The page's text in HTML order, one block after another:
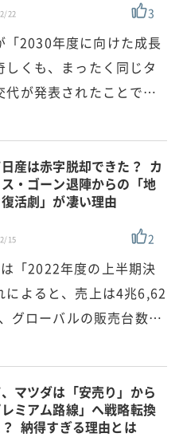
22 3
2030年度に向けた成長
くも、まったく同じタ
代が発表されたことで…
産は赤字脱却できた？ カ
・ゴーン退陣からの「地
活劇」が凄い理由
15 2
「2022年度の上半期決
によると、売上は4兆6,62
グローバルの販売台数…
マツダは「安売り」から
レミアム路線」へ戦略転換
納得すぎる理由とは